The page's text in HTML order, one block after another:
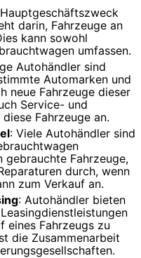
darin, Fahrzeuge an
kann sowohl
umfassen.
Autohändler sind
Automarken und
neue Fahrzeuge dieser
Service- und
Fahrzeuge an.
: Viele Autohändler sind
gebrauchte Fahrzeuge,
durch, wenn
zum Verkauf an.
: Autohändler bieten
eines Fahrzeugs zu
die Zusammenarbeit